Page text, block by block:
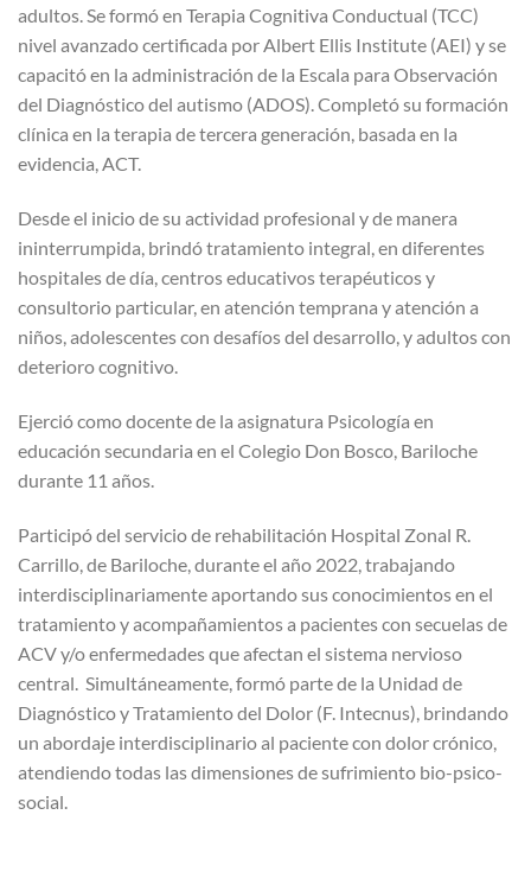
adultos. Se formó en Terapia Cognitiva Conductual (TCC)
nivel avanzado certificada por Albert Ellis Institute (AEI) y se
capacitó en la administración de la Escala para Observación
del Diagnóstico del autismo (ADOS). Completó su formación
clínica en la terapia de tercera generación, basada en la
evidencia, ACT.
Desde el inicio de su actividad profesional y de manera
ininterrumpida, brindó tratamiento integral, en diferentes
hospitales de día, centros educativos terapéuticos y
consultorio particular, en atención temprana y atención a
niños, adolescentes con desafíos del desarrollo, y adultos con
deterioro cognitivo.
Ejerció como docente de la asignatura Psicología en
educación secundaria en el Colegio Don Bosco, Bariloche
durante 11 años.
Participó del servicio de rehabilitación Hospital Zonal R.
Carrillo, de Bariloche, durante el año 2022, trabajando
interdisciplinariamente aportando sus conocimientos en el
tratamiento y acompañamientos a pacientes con secuelas de
ACV y/o enfermedades que afectan el sistema nervioso
central. Simultáneamente, formó parte de la Unidad de
Diagnóstico y Tratamiento del Dolor (F. Intecnus), brindando
un abordaje interdisciplinario al paciente con dolor crónico,
atendiendo todas las dimensiones de sufrimiento bio-psico-
social.